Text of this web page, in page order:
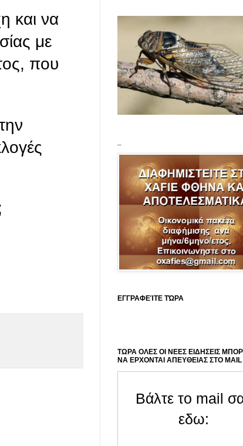
και να
με
που
ΕΓΓΡΑΦΕΊΤΕ ΤΏΡΑ
ΤΩΡΑ ΟΛΕΣ ΟΙ ΝΕΕΣ ΕΙΔΗΣΕΙΣ
ΝΑ ΕΡΧΟΝΤΑΙ ΑΠΕΥΘΕΙΑΣ ΣΤΟ
Βάλτε το mail
εδω: